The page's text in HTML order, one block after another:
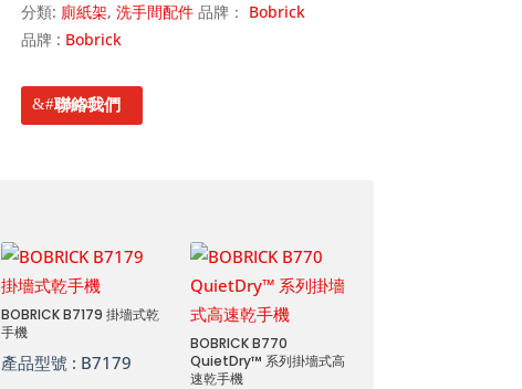
分類: 廁紙架, 洗手間配件 品牌： Bobrick
品牌 : Bobrick
聯絡我們
BOBRICK B7179 掛墻式乾
手機
產品型號 : B7179
BOBRICK B770
QuietDry™ 系列掛墻式高
速乾手機